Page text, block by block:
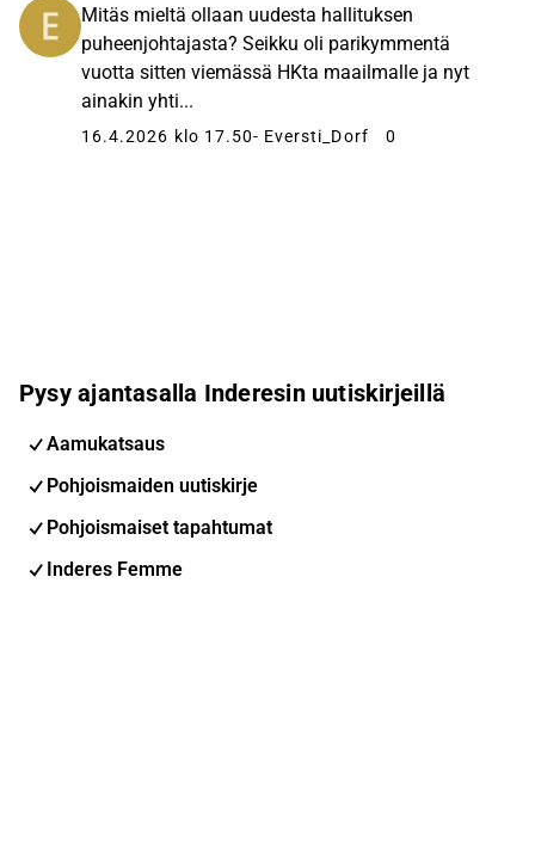
Mitäs mieltä ollaan uudesta hallituksen
puheenjohtajasta? Seikku oli parikymmentä
vuotta sitten viemässä HKta maailmalle ja nyt
ainakin yhti...
16.4.2026 klo 17.50- Eversti_Dorf 0
Pysy ajantasalla Inderesin uutiskirjeillä
Aamukatsaus
Pohjoismaiden uutiskirje
Pohjoismaiset tapahtumat
Inderes Femme